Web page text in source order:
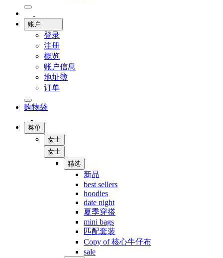
账户
登录
注册
概览
账户信息
地址簿
订单
购物袋
菜单
女士
女士
精选
新品
best sellers
hoodies
date night
夏季穿搭
mini bags
匹配套装
Copy of 核心牛仔布
sale